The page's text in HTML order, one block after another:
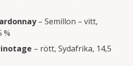
– Semillon – vitt,
%
– rött, Sydafrika, 14,5